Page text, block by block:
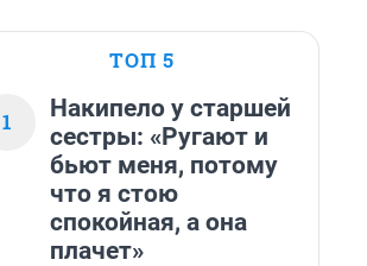
ТОП 5
1
Накипело у старшей
сестры: «Ругают и
бьют меня, потому
что я стою
спокойная, а она
плачет»